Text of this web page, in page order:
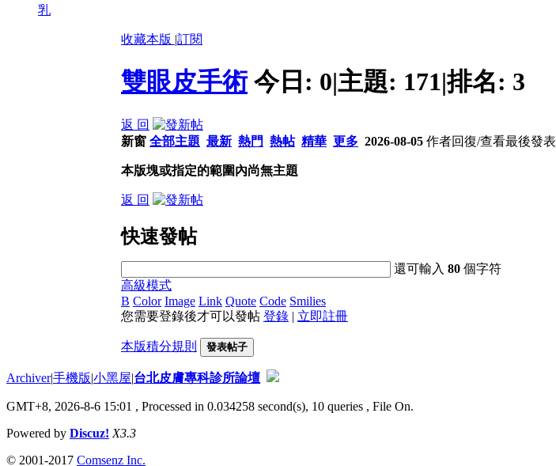
乳
收藏本版 |訂閱
雙眼皮手術 今日: 0|主題: 171|排名: 3
返 回
新窗 全部主題 最新 熱門 熱帖 精華 更多 2026-08-05 作者回復/查看最後發表
本版塊或指定的範圍內尚無主題
返 回
快速發帖
還可輸入80 個字符
高級模式
B Color Image Link Quote Code Smilies
您需要登錄後才可以發帖 登錄 | 立即註冊
本版積分規則 發表帖子
Archiver|手機版|小黑屋|台北皮膚專科診所論壇
GMT+8, 2026-8-6 15:01 , Processed in 0.034258 second(s), 10 queries , File On.
Powered by Discuz! X3.3
© 2001-2017 Comsenz Inc.